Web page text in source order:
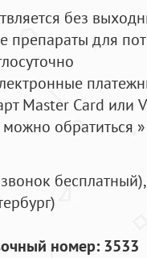
без
препараты для
Master Card или
обратиться
бесплатный),
номер: 3533